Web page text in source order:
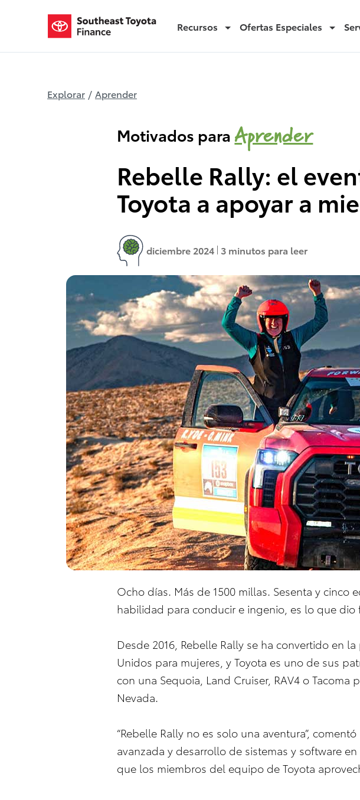
Rebelle Rally Recursos Ofertas Especiales
Explorar / Aprender
Motivados paraAprender
Rebelle Rally: el
Toyota a apoyar a
diciembre 2024 3 minutos para leer
Ocho días. Más de 1500 millas. Sesenta y
habilidad para conducir e ingenio, es lo que dio
Desde 2016, Rebelle Rally se ha convertido en
Unidos para mujeres, y Toyota es uno de sus
con una Sequoia, Land Cruiser, RAV4 o
Nevada.
“Rebelle Rally no es solo una aventura”,
avanzada y desarrollo de sistemas y software
que los miembros del equipo de Toyota